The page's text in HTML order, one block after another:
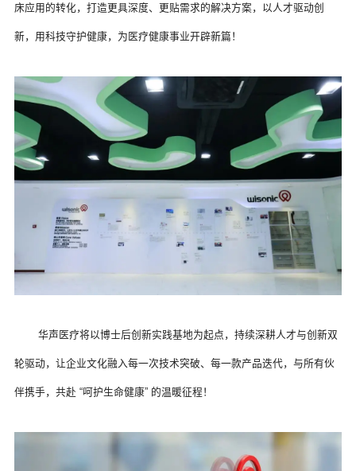
床应用的转化，打造更具深度、更贴需求的解决方案，以人才驱动创
新，用科技守护健康，为医疗健康事业开辟新篇！
轮驱动，让企业文化融入每一次技术突破、每一款产品迭代，与所有伙
伴携手，共赴 “呵护生命健康” 的温暖征程！